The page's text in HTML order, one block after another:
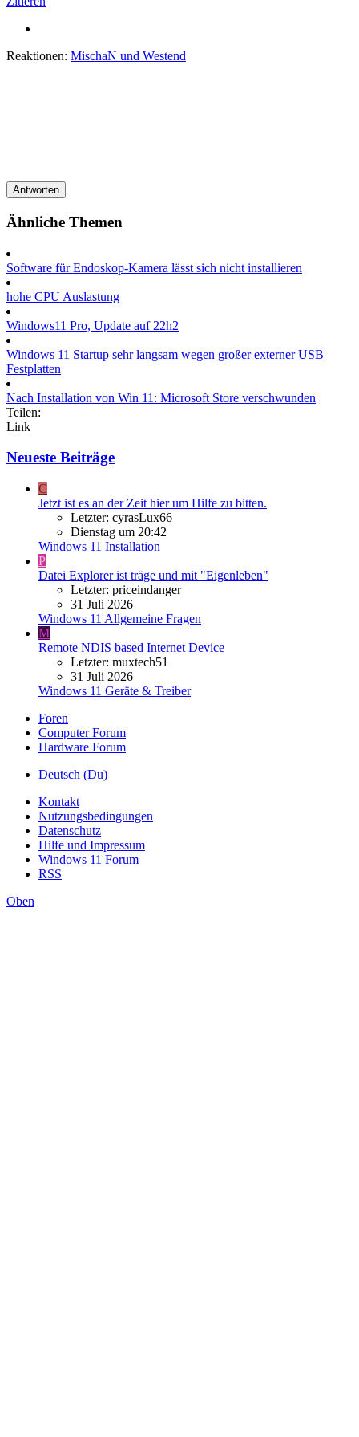
Reaktionen: MischaN und Westend
Antworten
Ähnliche Themen
Software für Endoskop-Kamera lässt sich nicht installieren
hohe CPU Auslastung
Windows11 Pro, Update auf 22h2
Windows 11 Startup sehr langsam wegen großer externer USB
Festplatten
Nach Installation von Win 11: Microsoft Store verschwunden
Teilen:
Link
Neueste Beiträge
C
Jetzt ist es an der Zeit hier um Hilfe zu bitten.
Letzter: cyrasLux66
Dienstag um 20:42
Windows 11 Installation
P
Datei Explorer ist träge und mit "Eigenleben"
Letzter: priceindanger
31 Juli 2026
Windows 11 Allgemeine Fragen
M
Remote NDIS based Internet Device
Letzter: muxtech51
31 Juli 2026
Windows 11 Geräte & Treiber
Foren
Computer Forum
Hardware Forum
Deutsch (Du)
Kontakt
Nutzungsbedingungen
Datenschutz
Hilfe und Impressum
Windows 11 Forum
RSS
Oben